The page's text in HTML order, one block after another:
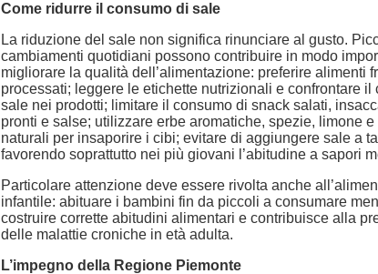
Come ridurre il consumo di sale
La riduzione del sale non significa rinunciare al gusto.
cambiamenti quotidiani possono contribuire in modo
migliorare la qualità dell’alimentazione: preferire alimenti
processati; leggere le etichette nutrizionali e confrontare il
sale nei prodotti; limitare il consumo di snack salati,
pronti e salse; utilizzare erbe aromatiche, spezie, limone e
naturali per insaporire i cibi; evitare di aggiungere sale a
favorendo soprattutto nei più giovani l’abitudine a sapori
Particolare attenzione deve essere rivolta anche
infantile: abituare i bambini fin da piccoli a consumare
costruire corrette abitudini alimentari e contribuisce alla
delle malattie croniche in età adulta.
L’impegno della Regione Piemonte